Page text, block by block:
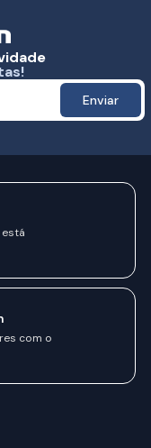
Enviar
com o